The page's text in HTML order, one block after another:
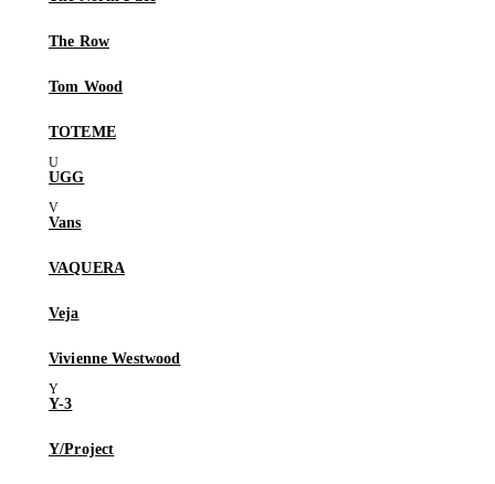
The Row
Tom Wood
TOTEME
UGG
Vans
VAQUERA
Veja
Vivienne Westwood
Y-3
Y/Project